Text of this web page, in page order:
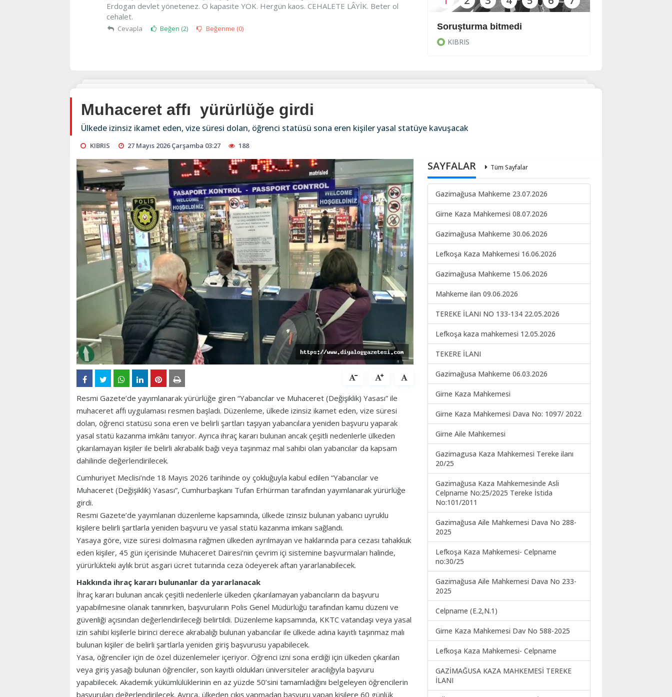
Erdogan devlet yönetenez. O kapasite YOK. Hergün kaos. CEHALETE LÂYİK. Beter ol
cehalet.
Cevapla Beğen (2) Beğenme (0) Soruşturma bitmedi
KIBRIS
Muhaceret affı yürürlüğe girdi
Ülkede izinsiz ikamet eden, vize süresi dolan, öğrenci statüsü sona eren kişiler yasal statüye kavuşacak
KIBRIS 27 Mayıs 2026 Çarşamba 03:27 188
Resmi Gazete’de yayımlanarak yürürlüğe giren “Yabancılar ve Muhaceret (Değişiklik) Yasası” ile
muhaceret affı uygulaması resmen başladı. Düzenleme, ülkede izinsiz ikamet eden, vize süresi
dolan, öğrenci statüsü sona eren ve belirli şartları taşıyan yabancılara yeniden başvuru yaparak
yasal statü kazanma imkânı tanıyor. Ayrıca ihraç kararı bulunan ancak çeşitli nedenlerle ülkeden
çıkarılamayan kişiler ile belirli akrabalık bağı veya taşınmaz mal sahibi olan yabancılar da kapsam
dahilinde değerlendirilecek.
Cumhuriyet Meclisi’nde 18 Mayıs 2026 tarihinde oy çokluğuyla kabul edilen “Yabancılar ve
Muhaceret (Değişiklik) Yasası”, Cumhurbaşkanı Tufan Erhürman tarafından yayımlanarak yürürlüğe
girdi.
Resmi Gazete’de yayımlanan düzenleme kapsamında, ülkede izinsiz bulunan yabancı uyruklu
kişilere belirli şartlarla yeniden başvuru ve yasal statü kazanma imkanı sağlandı.
Yasaya göre, vize süresi dolmasına rağmen ülkeden ayrılmayan ve haklarında para cezası tahakkuk
eden kişiler, 45 gün içerisinde Muhaceret Dairesi’nin çevrim içi sistemine başvurmaları halinde,
yürürlükteki aylık brüt asgari ücret tutarında ceza ödeyerek aftan yararlanabilecek.
Hakkında ihraç kararı bulunanlar da yararlanacak
İhraç kararı bulunan ancak çeşitli nedenlerle ülkeden çıkarılamayan yabancıların da başvuru
yapabilmesine olanak tanınırken, başvuruların Polis Genel Müdürlüğü tarafından kamu düzeni ve
güvenliği açısından değerlendirileceği belirtildi. Düzenleme kapsamında, KKTC vatandaşı veya yasal
izin sahibi kişilerle birinci derece akrabalığı bulunan yabancılar ile ülkede adına kayıtlı taşınmaz malı
bulunan kişiler de belirli şartlarla yeniden giriş başvurusu yapabilecek.
Yasa, öğrenciler için de özel düzenlemeler içeriyor. Öğrenci izni sona erdiği için ülkeden çıkarılan
veya giriş yasağı bulunan öğrenciler, son kayıtlı oldukları üniversiteler aracılığıyla başvuru
yapabilecek. Akademik yükümlülüklerinin en az yüzde 50’sini tamamladığını belgeleyen öğrencilerin
başvuruları değerlendirilecek. Ayrıca, ülkeden çıkış yapmadan başvuru yapan kişilere 60 günlük
SAYFALAR Tüm Sayfalar
Gazimağusa Mahkeme 23.07.2026
Girne Kaza Mahkemesi 08.07.2026
Gazimağusa Mahkeme 30.06.2026
Lefkoşa Kaza Mahkemesi 16.06.2026
Gazimağusa Mahkeme 15.06.2026
Mahkeme ilan 09.06.2026
TEREKE İLANI NO 133-134 22.05.2026
Lefkoşa kaza mahkemesi 12.05.2026
TEKERE İLANI
Gazimağusa Mahkeme 06.03.2026
Girne Kaza Mahkemesi
Girne Kaza Mahkemesi Dava No: 1097/ 2022
Girne Aile Mahkemesi
Gazimagusa Kaza Mahkemesi Tereke ilanı
20/25
Gazimağusa Kaza Mahkemesinde Asli
Celpname No:25/2025 Tereke İstida
No:101/2011
Gazimağusa Aile Mahkemesi Dava No 288-
2025
Lefkoşa Kaza Mahkemesi- Celpname
no:30/25
Gazimağusa Aile Mahkemesi Dava No 233-
2025
Celpname (E.2,N.1)
Girne Kaza Mahkemesi Dav No 588-2025
Lefkoşa Kaza Mahkemesi- Celpname
GAZİMAĞUSA KAZA MAHKEMESİ TEREKE
İLANI